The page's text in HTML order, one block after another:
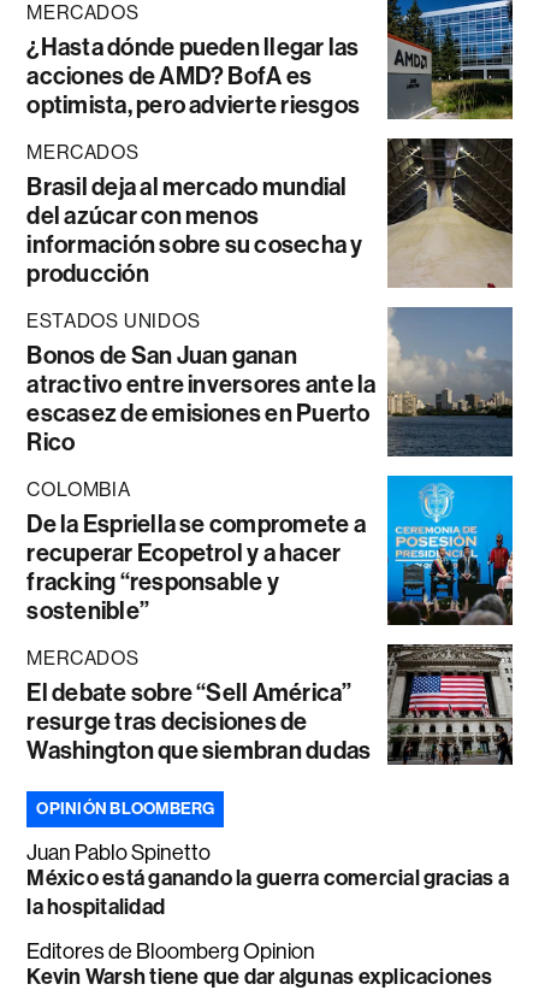
MERCADOS
¿Hasta dónde pueden llegar las
acciones de AMD? BofA es
optimista, pero advierte riesgos
MERCADOS
Brasil deja al mercado mundial
del azúcar con menos
información sobre su cosecha y
producción
ESTADOS UNIDOS
Bonos de San Juan ganan
atractivo entre inversores ante la
escasez de emisiones en Puerto
Rico
COLOMBIA
De la Espriella se compromete a
recuperar Ecopetrol y a hacer
fracking “responsable y
sostenible”
MERCADOS
El debate sobre “Sell América”
resurge tras decisiones de
Washington que siembran dudas
OPINIÓN BLOOMBERG
Juan Pablo Spinetto
México está ganando la guerra comercial gracias a
la hospitalidad
Editores de Bloomberg Opinion
Kevin Warsh tiene que dar algunas explicaciones